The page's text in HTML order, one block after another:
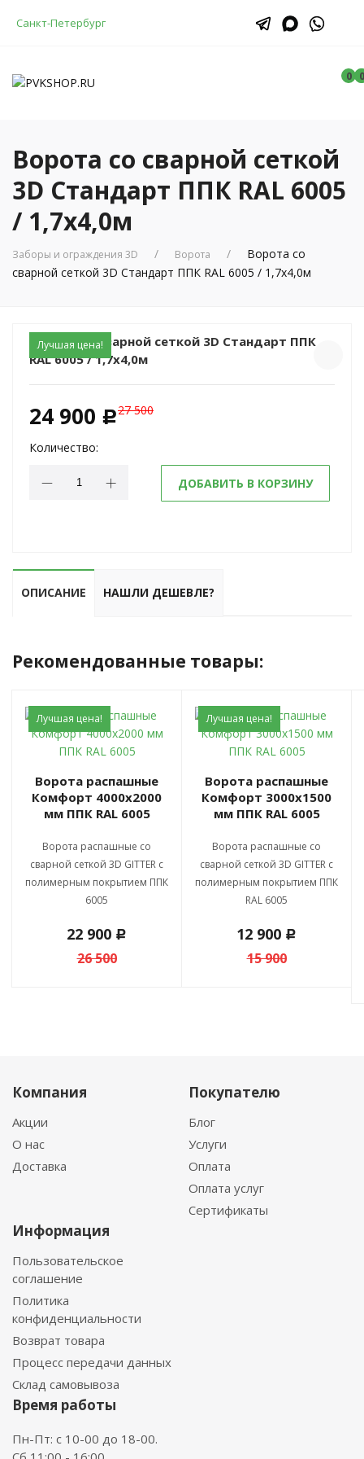
Санкт-Петербург
0 0
0
Ворота со сварной сеткой
3D Стандарт ППК RAL 6005
/ 1,7х4,0м
Заборы и ограждения 3D Ворота
Ворота со
сварной сеткой 3D Стандарт ППК RAL 6005 / 1,7х4,0м
Лучшая цена!
Ворота со сварной сеткой 3D Стандарт ППК
RAL 6005 / 1,7х4,0м
24 900 c27 500
Количество:
ДОБАВИТЬ В КОРЗИНУ
ОПИСАНИЕ НАШЛИ ДЕШЕВЛЕ?
Рекомендованные товары:
Лучшая цена!
Ворота распашные
Комфорт 4000х2000
мм ППК RAL 6005
Ворота распашные со
сварной сеткой 3D GITTER с
полимерным покрытием ППК
6005
22 900 c
26 500
Лучшая цена!
Ворота распашные
Комфорт 3000х1500
мм ППК RAL 6005
Ворота распашные со
сварной сеткой 3D GITTER с
полимерным покрытием ППК
RAL 6005
12 900 c
15 900
Компания
Акции
О нас
Доставка
Покупателю
Блог
Услуги
Оплата
Оплата услуг
Сертификаты
Информация
Пользовательское
соглашение
Политика
конфиденциальности
Возврат товара
Процесс передачи данных
Склад самовывоза
Время работы
Пн-Пт: с 10-00 до 18-00.